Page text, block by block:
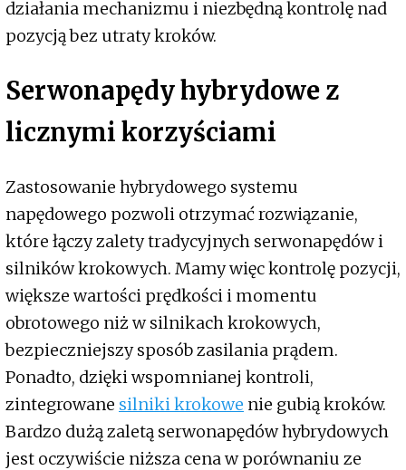
działania mechanizmu i niezbędną kontrolę nad
pozycją bez utraty kroków.
Serwonapędy hybrydowe z
licznymi korzyściami
Zastosowanie hybrydowego systemu
napędowego pozwoli otrzymać rozwiązanie,
które łączy zalety tradycyjnych serwonapędów i
silników krokowych. Mamy więc kontrolę pozycji,
większe wartości prędkości i momentu
obrotowego niż w silnikach krokowych,
bezpieczniejszy sposób zasilania prądem.
Ponadto, dzięki wspomnianej kontroli,
zintegrowane silniki krokowe nie gubią kroków.
Bardzo dużą zaletą serwonapędów hybrydowych
jest oczywiście niższa cena w porównaniu ze